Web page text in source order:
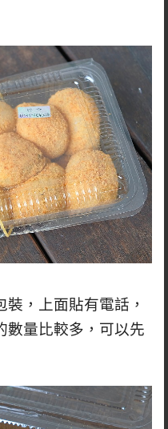
，上面貼有電話，
數量比較多，可以先